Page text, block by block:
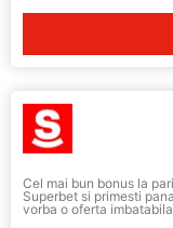
Cel mai bun bonus la
Superbet si primesti
vorba o oferta